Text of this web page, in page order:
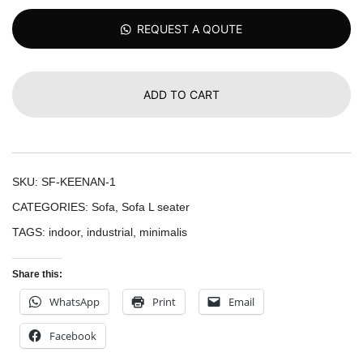
REQUEST A QOUTE
ADD TO CART
SKU: SF-KEENAN-1
CATEGORIES: Sofa Sofa L seater
TAGS: indoor, industrial minimalis
Share this:
WhatsApp Print Email
Facebook